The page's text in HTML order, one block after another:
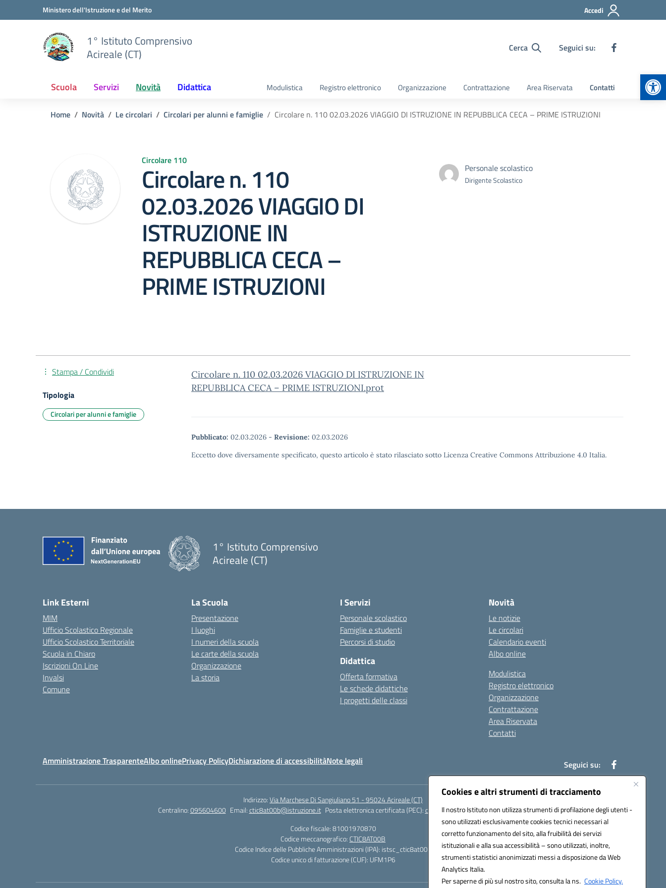
Cookies e altri strumenti di tracciamento
Il nostro Istituto non utilizza strumenti di profilazione degli utenti -
sono utilizzati esclusivamente cookies tecnici necessari al
corretto funzionamento del sito, alla fruibilità dei servizi
istituzionali e alla sua accessibilità – sono utilizzati, inoltre,
strumenti statistici anonimizzati messi a disposizione da Web
Analytics Italia.
Per saperne di più sul nostro sito, consulta la ns. Cookie Policy.
Vai ai contenuti
Vai al menu di navigazioneMinistero dell'Istruzione e del Merito Accedi
1° Istituto Comprensivo
Acireale (CT)
Cerca Seguici su:
Scuola Servizi Novità Didattica Modulistica Registro elettronico Organizzazione Contrattazione Area Riservata Contatti
Home Novità Le circolari Circolari per alunni e famiglie Circolare n. 110 02.03.2026 VIAGGIO DI ISTRUZIONE IN REPUBBLICA CECA – PRIME ISTRUZIONI
Circolare 110
Circolare n. 110
02.03.2026 VIAGGIO DI
ISTRUZIONE IN
REPUBBLICA CECA –
PRIME ISTRUZIONI
Personale scolastico
Dirigente Scolastico
Circolare n. 110 02.03.2026 VIAGGIO DI ISTRUZIONE IN
REPUBBLICA CECA – PRIME ISTRUZIONI.prot
Pubblicato: 02.03.2026 - Revisione: 02.03.2026
Eccetto dove diversamente specificato, questo articolo è stato rilasciato sotto Licenza Creative Commons Attribuzione 4.0 Italia.
Stampa / Condividi
Tipologia
Circolari per alunni e famiglie
1° Istituto Comprensivo
Acireale (CT)
Link Esterni
MIM
Ufficio Scolastico Regionale
Ufficio Scolastico Territoriale
Scuola in Chiaro
Iscrizioni On Line
Invalsi
Comune
La Scuola
Presentazione
I luoghi
I numeri della scuola
Le carte della scuola
Organizzazione
La storia
I Servizi
Personale scolastico
Famiglie e studenti
Percorsi di studio
Didattica
Offerta formativa
Le schede didattiche
I progetti delle classi
Novità
Le notizie
Le circolari
Calendario eventi
Albo online
Modulistica
Registro elettronico
Organizzazione
Contrattazione
Area Riservata
Contatti
Amministrazione TrasparenteAlbo onlinePrivacy PolicyDichiarazione di accessibilitàNote legali Seguici su:
Indirizzo:Via Marchese Di Sangiuliano 51 - 95024 Acireale (CT)
Centralino:095604600 Email:ctic8at00b@istruzione.it Posta elettronica certificata (PEC):ctic8at00b@pec.istruzione.it
Codice fiscale: 81001970870
Codice meccanografico: CTIC8AT00B
Codice Indice delle Pubbliche Amministrazioni (IPA): istsc_ctic8at00b
Codice unico di fatturazione (CUF): UFM1P6